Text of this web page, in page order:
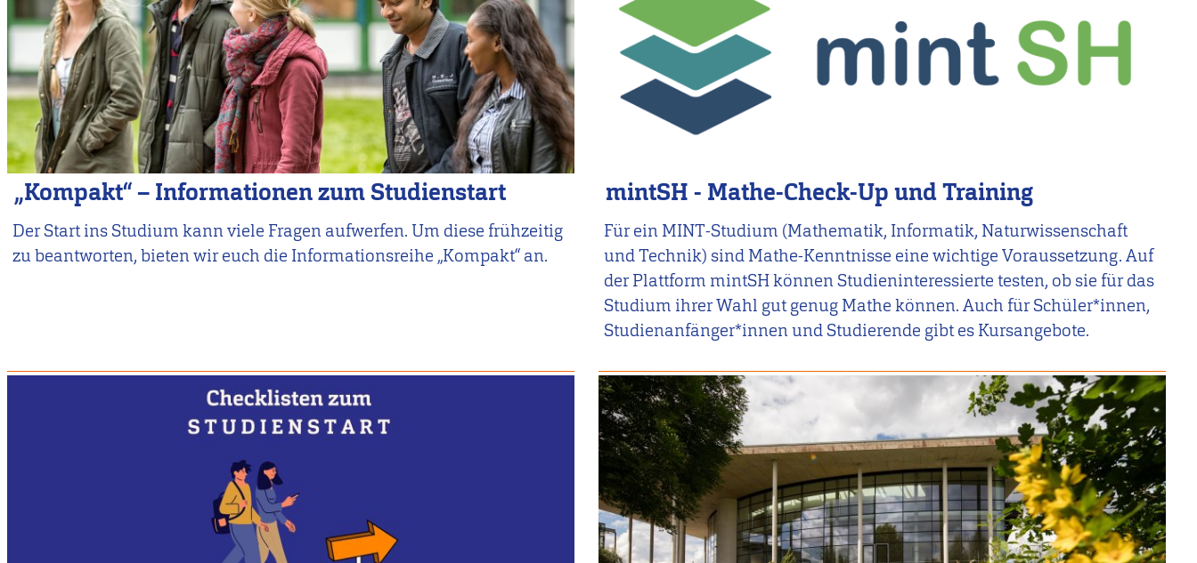
„Kompakt“ – Informationen zum Studienstart
Der Start ins Studium kann viele Fragen aufwerfen. Um diese frühzeitig
zu beantworten, bieten wir euch die Informationsreihe „Kompakt“ an.
mintSH - Mathe-Check-Up und Training
Für ein MINT-Studium (Mathematik, Informatik, Naturwissenschaft
und Technik) sind Mathe-Kenntnisse eine wichtige Voraussetzung. Auf
der Plattform mintSH können Studieninteressierte testen, ob sie für das
Studium ihrer Wahl gut genug Mathe können. Auch für Schüler*innen,
Studienanfänger*innen und Studierende gibt es Kursangebote.